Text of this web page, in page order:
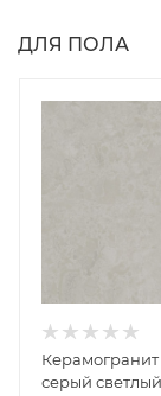
ДЛЯ ПОЛА
серый